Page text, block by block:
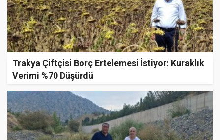
Trakya Çiftçisi Borç Ertelemesi İstiyor: Kuraklık
Verimi %70 Düşürdü